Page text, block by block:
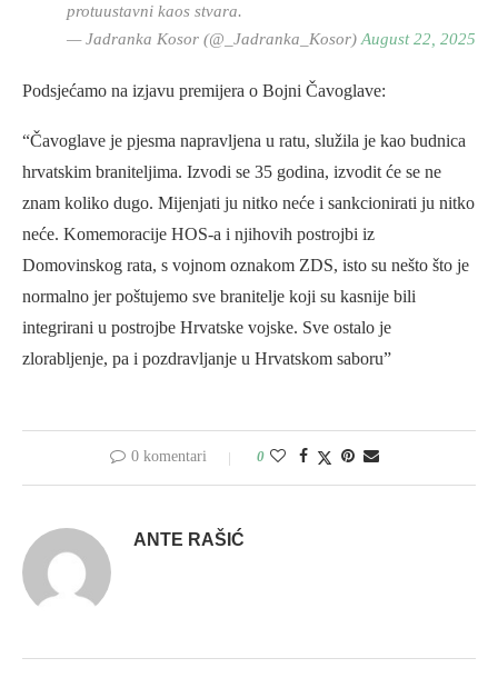
protuustavni kaos stvara.
— Jadranka Kosor (@_Jadranka_Kosor) August 22, 2025
Podsjećamo na izjavu premijera o Bojni Čavoglave:
“Čavoglave je pjesma napravljena u ratu, služila je kao budnica
hrvatskim braniteljima. Izvodi se 35 godina, izvodit će se ne
znam koliko dugo. Mijenjati ju nitko neće i sankcionirati ju nitko
neće. Komemoracije HOS-a i njihovih postrojbi iz
Domovinskog rata, s vojnom oznakom ZDS, isto su nešto što je
normalno jer poštujemo sve branitelje koji su kasnije bili
integrirani u postrojbe Hrvatske vojske. Sve ostalo je
zlorabljenje, pa i pozdravljanje u Hrvatskom saboru”
0 komentari 0
ANTE RAŠIĆ